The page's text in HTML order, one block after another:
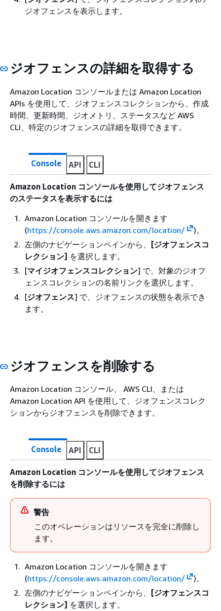
ジオフェンスを表示します。
ジオフェンスの詳細を取得する
Amazon Location コンソールまたは Amazon Location
APIs を使用して、ジオフェンスコレクションから、作成
時間、更新時間、ジオメトリ、ステータスなど AWS
CLI、特定のジオフェンスの詳細を取得できます。
Console API CLI
Amazon Location コンソールを使用してジオフェンス
のステータスを表示するには
Amazon Location コンソールを開きます
(https://console.aws.amazon.com/location/
)。
左側のナビゲーションペインから、 [ジオフェンスコ
レクション] を選択します。
[マイジオフェンスコレクション] で、対象のジオフ
ェンスコレクションの名前リンクを選択します。
[ジオフェンス] で、ジオフェンスの状態を表示でき
ます。
ジオフェンスを削除する
Amazon Location コンソール、 AWS CLI、または
Amazon Location API を使用して、ジオフェンスコレク
ションからジオフェンスを削除できます。
Console API CLI
Amazon Location コンソールを使用してジオフェンス
を削除するには
警告
このオペレーションはリソースを完全に削除し
ます。
Amazon Location コンソールを開きます
(https://console.aws.amazon.com/location/
)。
左側のナビゲーションペインから、
[ジオフェンスコ
レクション] を選択します。